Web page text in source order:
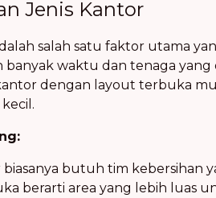
Jenis Kantor
salah satu faktor utama
banyak waktu dan tenaga
dengan layout terbuka
biasanya butuh tim kebersihan
berarti area yang lebih luas